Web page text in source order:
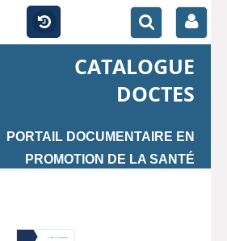
CATALOGUE
DOCTES
PORTAIL DOCUMENTAIRE EN
PROMOTION DE LA SANTÉ